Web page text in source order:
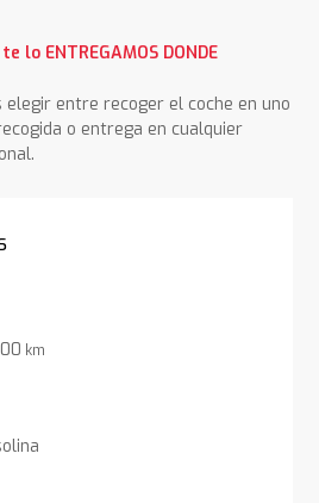
lo ENTREGAMOS DONDE
entre recoger el coche en uno
o entrega en cualquier
km